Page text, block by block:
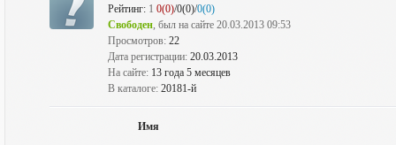
Рейтинг: 1 0(0)/0(0)/0(0)
Свободен, был на сайте 20.03.2013 09:53
Просмотров: 22
Дата регистрации: 20.03.2013
На сайте: 13 года 5 месяцев
В каталоге: 20181-й
Имя